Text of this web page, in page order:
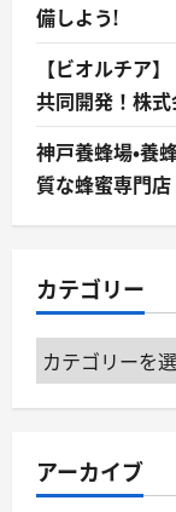
備しよう!
【ビオルチア
共同開発！株
神戸養蜂場・養
質な蜂蜜専門店
カテゴリー
カ
テ
ゴ
ー
アーカイブ